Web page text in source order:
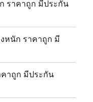
ราคาถูก มีประกัน
หนัก ราคาถูก มี
าถูก มีประกัน